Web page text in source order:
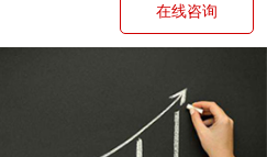
在线咨询